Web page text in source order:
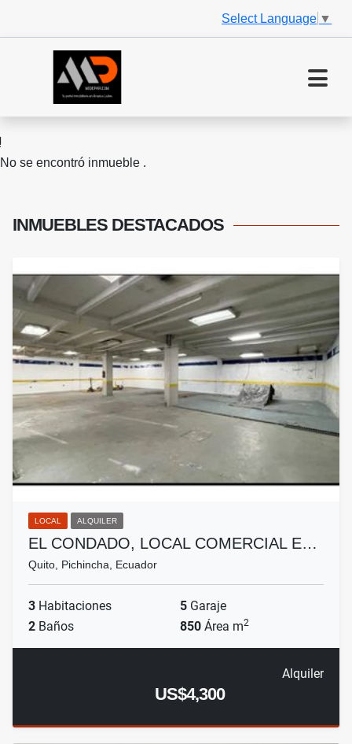
Select Language ▼
No se encontró inmueble .
INMUEBLES DESTACADOS
LOCAL ALQUILER
EL CONDADO, LOCAL COMERCIAL E…
Quito, Pichincha, Ecuador
3 Habitaciones 5 Garaje
2 Baños 850 Área m2
Alquiler
US$4,300